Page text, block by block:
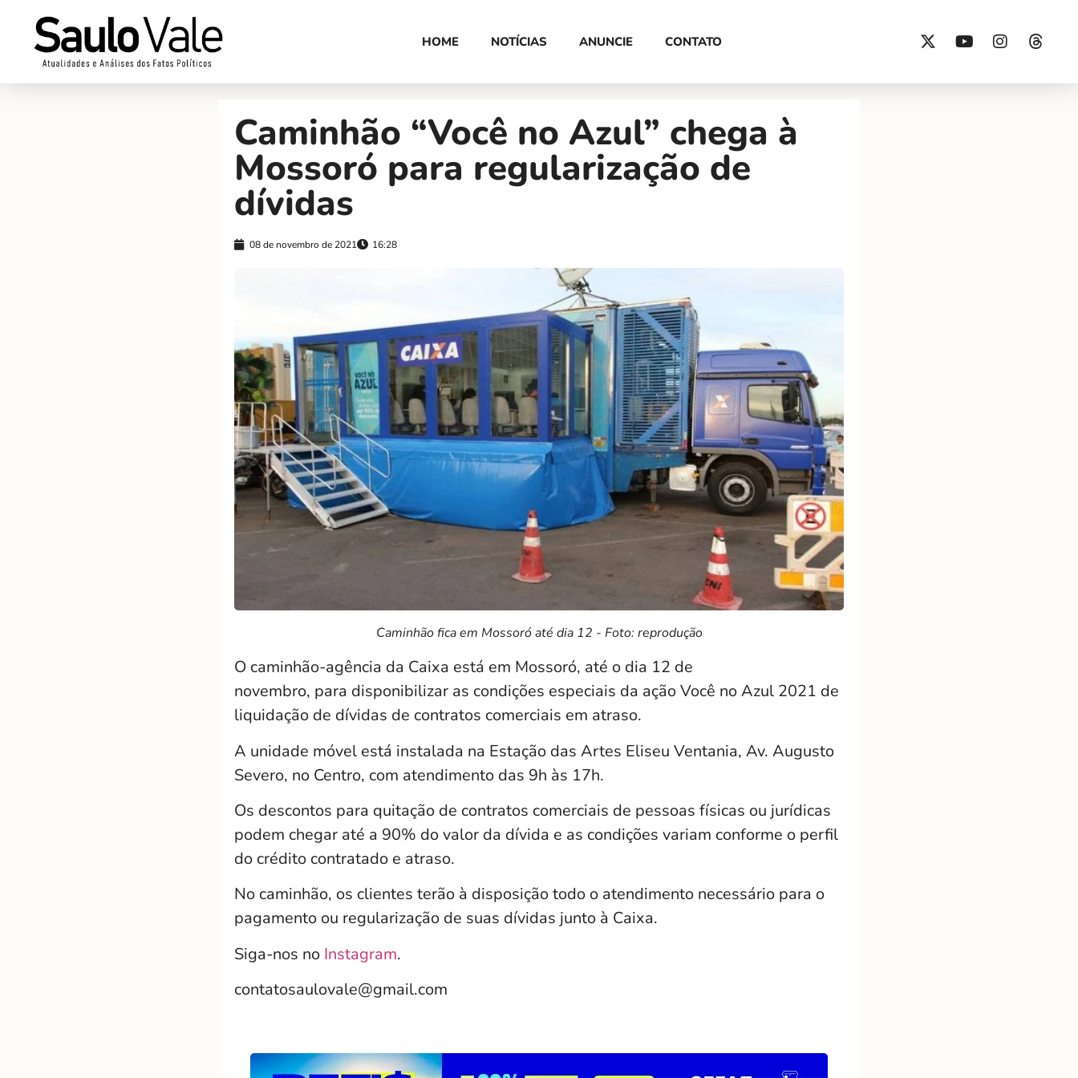
HOME NOTÍCIAS ANUNCIE CONTATO
Caminhão “Você no Azul” chega à
Mossoró para regularização de
dívidas
08 de novembro de 2021 16:28
Caminhão fica em Mossoró até dia 12 - Foto: reprodução
O caminhão-agência da Caixa está em Mossoró, até o dia 12 de
novembro, para disponibilizar as condições especiais da ação Você no Azul 2021 de
liquidação de dívidas de contratos comerciais em atraso.
A unidade móvel está instalada na Estação das Artes Eliseu Ventania, Av. Augusto
Severo, no Centro, com atendimento das 9h às 17h.
Os descontos para quitação de contratos comerciais de pessoas físicas ou jurídicas
podem chegar até a 90% do valor da dívida e as condições variam conforme o perfil
do crédito contratado e atraso.
No caminhão, os clientes terão à disposição todo o atendimento necessário para o
pagamento ou regularização de suas dívidas junto à Caixa.
Siga-nos no Instagram.
contatosaulovale@gmail.com